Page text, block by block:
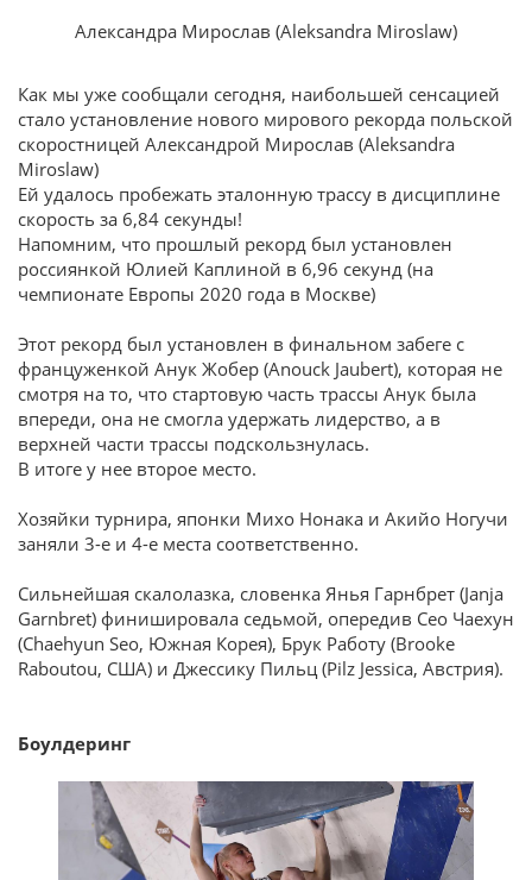
Александра Мирослав (Aleksandra Miroslaw)
Как мы уже сообщали сегодня, наибольшей сенсацией
стало установление нового мирового рекорда польской
скоростницей Александрой Мирослав (Aleksandra
Miroslaw)
Ей удалось пробежать эталонную трассу в дисциплине
скорость за 6,84 секунды!
Напомним, что прошлый рекорд был установлен
россиянкой Юлией Каплиной в 6,96 секунд (на
чемпионате Европы 2020 года в Москве)
Этот рекорд был установлен в финальном забеге с
француженкой Анук Жобер (Anouck Jaubert), которая не
смотря на то, что стартовую часть трассы Анук была
впереди, она не смогла удержать лидерство, а в
верхней части трассы подскользнулась.
В итоге у нее второе место.
Хозяйки турнира, японки Михо Нонака и Акийо Ногучи
заняли 3-е и 4-е места соответственно.
Сильнейшая скалолазка, словенка Янья Гарнбрет (Janja
Garnbret) финишировала седьмой, опередив Сео Чаехун
(Chaehyun Seo, Южная Корея), Брук Работу (Brooke
Raboutou, США) и Джессику Пильц (Pilz Jessica, Австрия).
Боулдеринг